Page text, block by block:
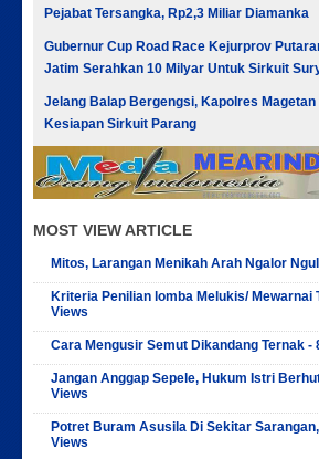
Pejabat Tersangka, Rp2,3 Miliar Diamanka
Gubernur Cup Road Race Kejurprov
Jatim Serahkan 10 Milyar Untuk Sirkuit
Jelang Balap Bergengsi, Kapolres
Kesiapan Sirkuit Parang
MOST VIEW ARTICLE
Mitos, Larangan Menikah Arah Ngalor
Kriteria Penilian lomba Melukis/ Mewarnai
Views
Cara Mengusir Semut Dikandang Ternak -
Jangan Anggap Sepele, Hukum Istri
Views
Potret Buram Asusila Di Sekitar
Views